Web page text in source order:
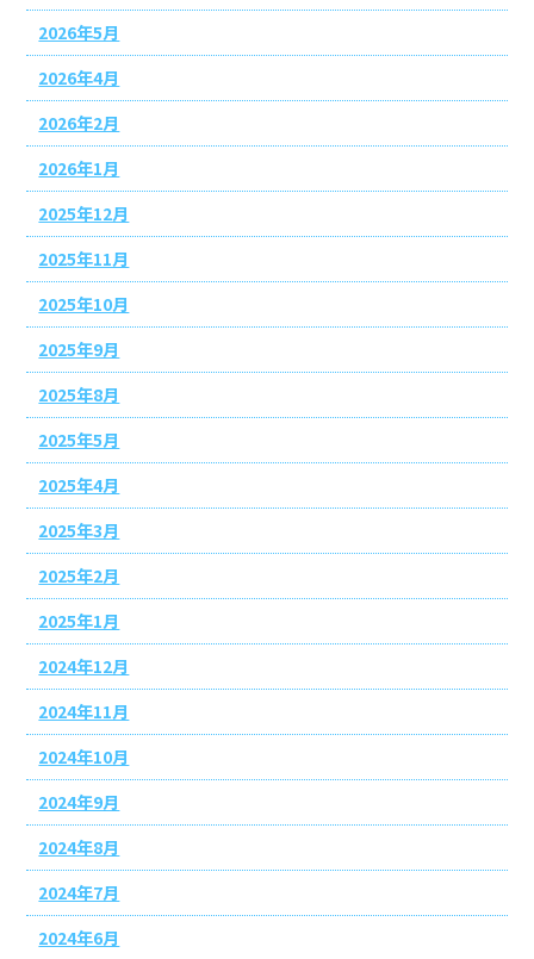
2026年5月
2026年4月
2026年2月
2026年1月
2025年12月
2025年11月
2025年10月
2025年9月
2025年8月
2025年5月
2025年4月
2025年3月
2025年2月
2025年1月
2024年12月
2024年11月
2024年10月
2024年9月
2024年8月
2024年7月
2024年6月